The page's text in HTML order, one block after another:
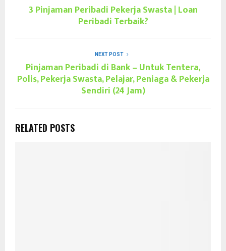
3 Pinjaman Peribadi Pekerja Swasta | Loan
Peribadi Terbaik?
NEXT POST
Pinjaman Peribadi di Bank – Untuk Tentera,
Polis, Pekerja Swasta, Pelajar, Peniaga & Pekerja
Sendiri (24 Jam)
RELATED POSTS